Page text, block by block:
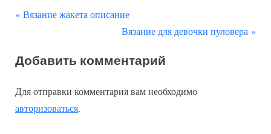
Навигация
записям
П
д
д
у
Вязание жакета описание
С
е
у
Вязание для девочки пуловера
Добавить комментарий
Для отправки комментария вам необходимо
авторизоваться.